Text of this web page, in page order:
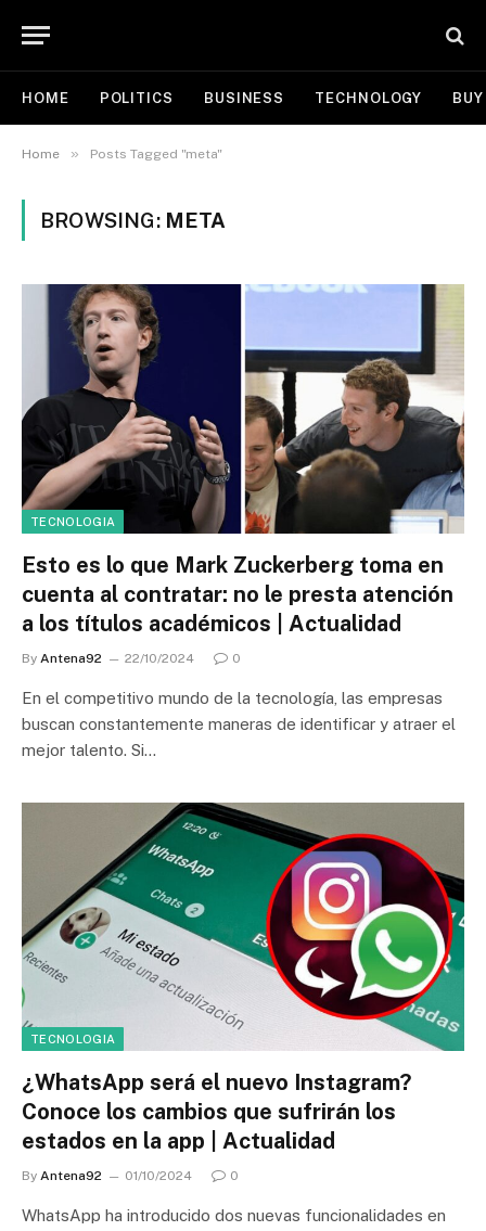
HOME POLITICS BUSINESS TECHNOLOGY
Home » Posts Tagged "meta"
BROWSING: META
TECNOLOGIA
Esto es lo que Mark Zuckerberg toma en
cuenta al contratar: no le presta atención
a los títulos académicos | Actualidad
By Antena92 22/10/2024 0
En el competitivo mundo de la tecnología, las empresas
buscan constantemente maneras de identificar y atraer el
mejor talento. Si…
TECNOLOGIA
¿WhatsApp será el nuevo Instagram?
Conoce los cambios que sufrirán los
estados en la app | Actualidad
By Antena92 01/10/2024 0
WhatsApp ha introducido dos nuevas funcionalidades en